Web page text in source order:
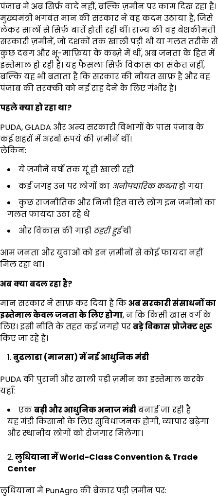
पंजाब में अब सिर्फ़ वादे नहीं, बल्कि ज़मीन पर काम दिख रहा है।
मुख्यमंत्री भगवंत मान की सरकार ने वह कदम उठाया है, जिसे
लेकर सालों से सिर्फ़ बातें होती रहीं थीं। राज्य की वह बेशकीमती
सरकारी ज़मीनें, जो दशकों तक खाली पड़ी थीं या गलत तरीके से
कुछ दबंग और भू-माफ़िया के कब्ज़े में थीं, अब जनता के हित में
इस्तेमाल हो रही हैं। यह फैसला सिर्फ़ विकास का संकेत नहीं,
बल्कि यह भी बताता है कि सरकार की नीयत साफ़ है और वह
पंजाब की तरक्की को नई राह देने के लिए गंभीर है।
पहले क्या हो रहा था?
PUDA, GLADA और अन्य सरकारी विभागों के पास पंजाब के
कई शहरों में अरबों रुपये की ज़मीनें थीं।
लेकिन:
ये ज़मीनें वर्षों तक यूं ही खाली रहीं
कई जगह उन पर लोगों का अनौपचारिक कब्ज़ाहो गया
कुछ राजनीतिक और निजी हित वाले लोग इन जमीनों का
गलत फायदा उठा रहे थे
और विकास की गाड़ी ठहरी हुईथी
आम जनता और युवाओं को इन ज़मीनों से कोई फायदा नहीं
मिल रहा था।
अब क्या बदल रहा है?
मान सरकार ने साफ़ कर दिया है किअब सरकारी संसाधनों का
इस्तेमाल केवल जनता के लिए होगा, न कि किसी खास वर्ग के
लिए। इसी नीति के तहत कई जगहों परबड़े विकास प्रोजेक्ट शुरू
किए जा रहे हैं।
बुढलाडा (मानसा) में नई आधुनिक मंडी
PUDA की पुरानी और खाली पड़ी ज़मीन का इस्तेमाल करके
यहाँ:
एकबड़ी और आधुनिक अनाज मंडीबनाई जा रही है
यह मंडी किसानों के लिए सुविधाजनक होगी, व्यापार बढ़ेगा
और स्थानीय लोगों को रोजगार मिलेगा।
लुधियाना मेंWorld-Class Convention & Trade
Center
लुधियाना में PunAgro की बेकार पड़ी ज़मीन पर: